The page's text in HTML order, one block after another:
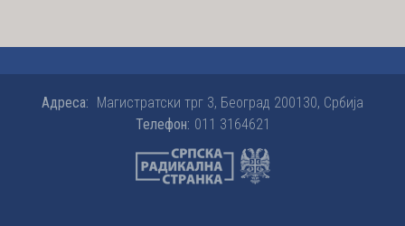
Адреса:
Магистратски трг 3, Београд 200130, Србија
Телефон: 011 3164621